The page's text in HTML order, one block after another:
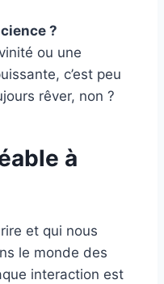
?
ou une
c’est peu
rêver, non ?
à
et qui nous
le monde des
interaction est